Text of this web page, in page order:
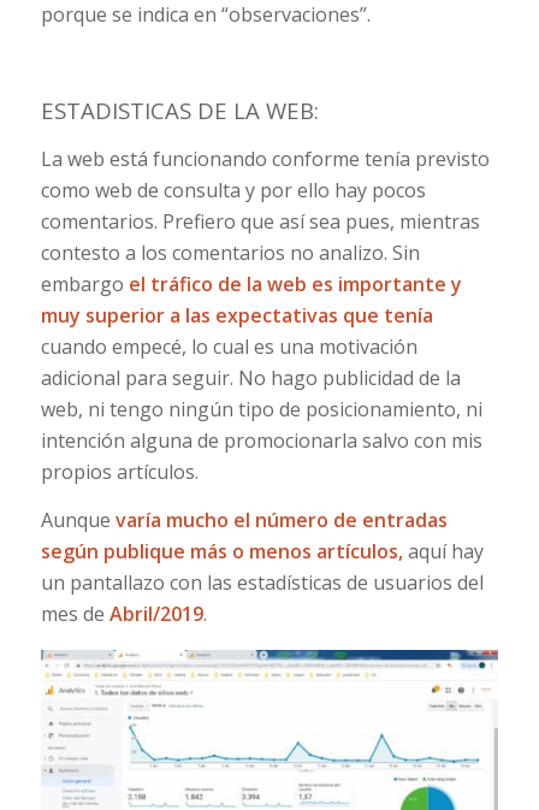
porque se indica en “observaciones”.
ESTADISTICAS DE LA WEB:
La web está funcionando conforme tenía previsto
como web de consulta y por ello hay pocos
comentarios. Prefiero que así sea pues, mientras
contesto a los comentarios no analizo. Sin
embargo el tráfico de la web es importante y
muy superior a las expectativas que tenía
cuando empecé, lo cual es una motivación
adicional para seguir. No hago publicidad de la
web, ni tengo ningún tipo de posicionamiento, ni
intención alguna de promocionarla salvo con mis
propios artículos.
Aunque varía mucho el número de entradas
según publique más o menos artículos,aquí hay
un pantallazo con las estadísticas de usuarios del
mes de Abril/2019.